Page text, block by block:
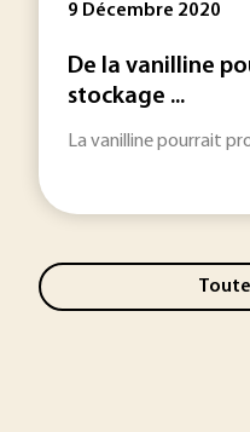
9 Décembre 2020
De la vanilline
stockage ...
La vanilline pourrait